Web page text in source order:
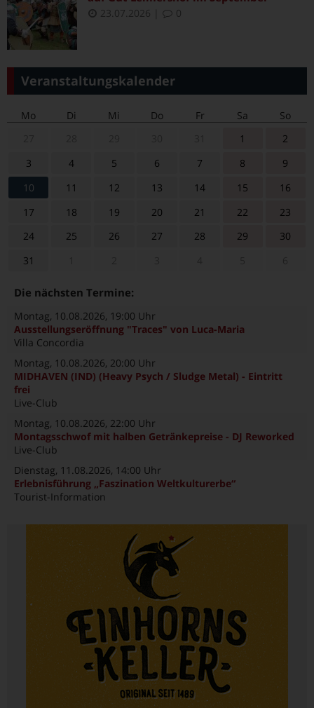
23.07.2026 0
Veranstaltungskalender
Mo Di Mi Do Fr Sa
So
1
2
3
4 5 6 7 8
9
10
11 12 13 14 15
16
17
18 19 20 21 22
23
24
25 26 27 28 29
30
31
Die nächsten Termine:
Montag, 10.08.2026, 19:00 Uhr
Ausstellungseröffnung "Traces" von Luca-Maria
Villa Concordia
Montag, 10.08.2026, 20:00 Uhr
MIDHAVEN (IND) (Heavy Psych / Sludge Metal) - Eintritt
frei
Live-Club
Montag, 10.08.2026, 22:00 Uhr
Montagsschwof mit halben Getränkepreise - DJ Reworked
Live-Club
Dienstag, 11.08.2026, 14:00 Uhr
Erlebnisführung „Faszination Weltkulturerbe“
Tourist-Information